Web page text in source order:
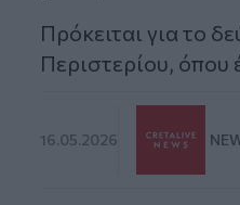
Πρόκειται για το
Περιστερίου, όπου
16.05.2026